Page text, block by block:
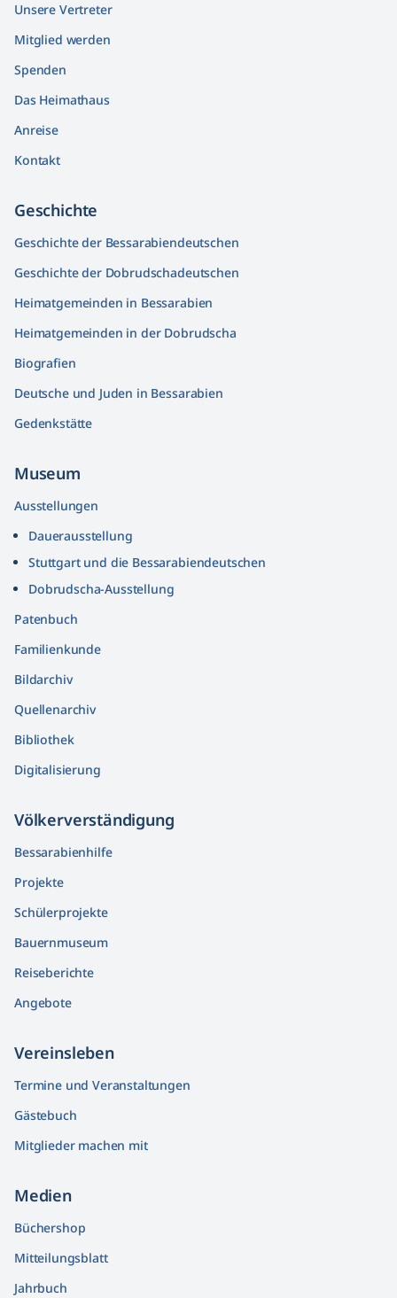
Unsere Vertreter
Mitglied werden
Spenden
Das Heimathaus
Anreise
Kontakt
Geschichte
Geschichte der Bessarabiendeutschen
Geschichte der Dobrudschadeutschen
Heimatgemeinden in Bessarabien
Heimatgemeinden in der Dobrudscha
Biografien
Deutsche und Juden in Bessarabien
Gedenkstätte
Museum
Ausstellungen
Dauerausstellung
Stuttgart und die Bessarabiendeutschen
Dobrudscha­-Ausstellung
Patenbuch
Familienkunde
Bildarchiv
Quellenarchiv
Bibliothek
Digitalisierung
Völkerver­ständigung
Bessarabienhilfe
Projekte
Schülerprojekte
Bauernmuseum
Reiseberichte
Angebote
Vereinsleben
Termine und Veranstaltungen
Gästebuch
Mitglieder machen mit
Medien
Büchershop
Mitteilungsblatt
Jahrbuch